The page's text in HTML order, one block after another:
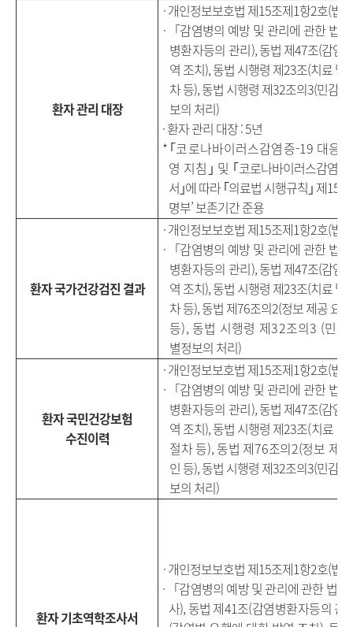
환자 관리 대장
· 개인정보보호법 제15조제1항2호(법
· 「감염병의 예방 및 관리에 관한 법률
병환자등의 관리),동법 제47조(감염
역 조치),동법 시행령 제23조(치료 및
차 등),동법 시행령 제32조의3(민감
보의 처리)
·환자 관리 대장: 5년
* ｢코로나바이러스감염증-19 대응
영 지침 ｣ 및 ｢코로나바이러스감염증
서 ｣에 따라｢의료법 시행규칙 ｣ 제15
명부’보존기간 준용
환자 국가건강검진 결과
· 개인정보보호법 제15조제1항2호(법
· 「감염병의 예방 및 관리에 관한 법률
병환자등의 관리),동법 제47조(감염
역 조치),동법 시행령 제23조(치료 및
차 등),동법 제76조의2(정보 제공요
등), 동법 시행령 제32조의3 (민감
별정보의 처리)
환자 국민건강보험
수진이력
· 개인정보보호법 제15조제1항2호(법
· 「감염병의 예방 및 관리에 관한 법률
병환자등의 관리),동법 제47조(감염
역 조치),동법 시행령 제23조(치료 및
절차 등), 동법 제76조의2(정보 제
인 등),동법 시행령 제32조의3(민감
보의 처리)
환자 기초역학조사서
· 개인정보보호법 제15조제1항2호(법
· 「감염병의 예방 및 관리에 관한 법률
사), 동법 제41조(감염병환자등의 관